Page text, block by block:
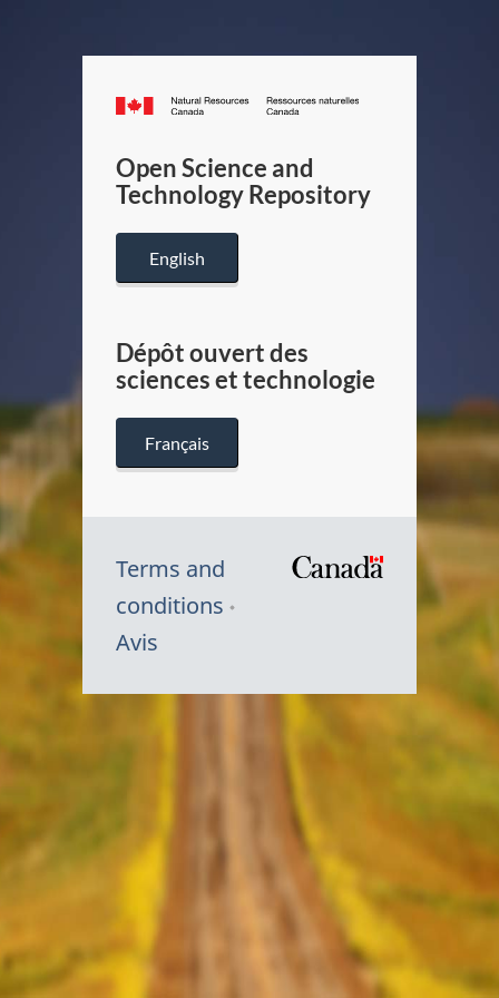
Canada.ca
/
Canada
Open Science and
Technology Repository
English
Dépôt ouvert des
sciences et technologie
Français
Terms and
conditions
Avis
Symbole
Canada